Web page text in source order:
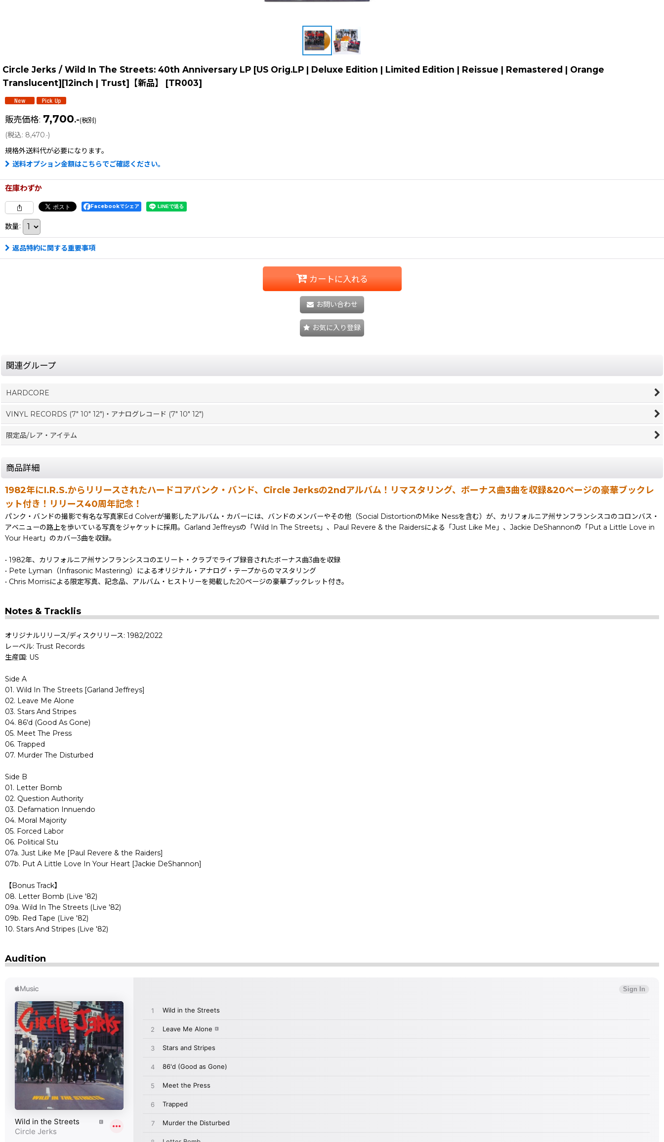
Circle Jerks / Wild In The Streets: 40th Anniversary LP [US Orig.LP | Deluxe Edition | Limited Edition | Reissue | Remastered | Orange
Translucent][12inch | Trust]【新品】
[TR003]
販売価格: 7,700.-(税別)
(税込: 8,470.-)
規格外送料代が必要になります。
送料オプション金額はこちらでご確認ください。
在庫わずか
Facebookでシェア
数量:
返品特約に関する重要事項
カートに入れる
お問い合わせ
お気に入り登録
関連グループ
HARDCORE
VINYL RECORDS (7" 10" 12")・アナログレコード (7" 10" 12")
限定品/レア・アイテム
商品詳細
1982年にI.R.S.からリリースされたハードコアパンク・バンド、Circle Jerksの2ndアルバム！リマスタリング、ボーナス曲3曲を収録&20ページの豪華ブックレ
ット付き！リリース40周年記念！
パンク・バンドの撮影で有名な写真家Ed Colverが撮影したアルバム・カバーには、バンドのメンバーやその他（Social DistortionのMike Nessを含む）が、カリフォルニア州サンフランシスコのコロンバス・
アベニューの路上を歩いている写真をジャケットに採用。Garland Jeffreysの「Wild In The Streets」、Paul Revere & the Raidersによる「Just Like Me」、Jackie DeShannonの「Put a Little Love in
Your Heart」のカバー3曲を収録。
• 1982年、カリフォルニア州サンフランシスコのエリート・クラブでライブ録音されたボーナス曲3曲を収録
• Pete Lyman（Infrasonic Mastering）によるオリジナル・アナログ・テープからのマスタリング
• Chris Morrisによる限定写真、記念品、アルバム・ヒストリーを掲載した20ページの豪華ブックレット付き。
Notes & Tracklis
オリジナルリリース/ディスクリリース: 1982/2022
レーベル: Trust Records
生産国: US
Side A
01. Wild In The Streets [Garland Jeffreys]
02. Leave Me Alone
03. Stars And Stripes
04. 86'd (Good As Gone)
05. Meet The Press
06. Trapped
07. Murder The Disturbed
Side B
01. Letter Bomb
02. Question Authority
03. Defamation Innuendo
04. Moral Majority
05. Forced Labor
06. Political Stu
07a. Just Like Me [Paul Revere & the Raiders]
07b. Put A Little Love In Your Heart [Jackie DeShannon]
【Bonus Track】
08. Letter Bomb (Live '82)
09a. Wild In The Streets (Live '82)
09b. Red Tape (Live '82)
10. Stars And Stripes (Live '82)
Audition